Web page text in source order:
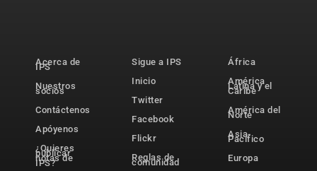
Acerca de
IPS
Nuestros
socios
Contáctenos
Apóyenos
¿Quieres
publicar
notas de
IPS?
Sigue a IPS
Inicio
Twitter
Facebook
Flickr
Reglas de
comunidad
África
América
Latina y el
Caribe
América del
Norte
Asia-
Pacífico
Europa